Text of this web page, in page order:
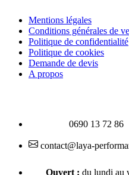
Mentions légales
Conditions générales de
Politique de confidentialité
Politique de cookies
Demande de devis
A propos
0690 13 72 86
contact@laya-
Ouvert : du lundi au